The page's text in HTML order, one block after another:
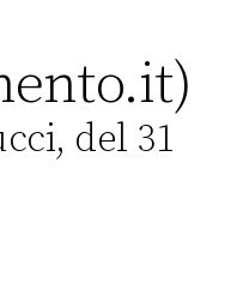
del 31